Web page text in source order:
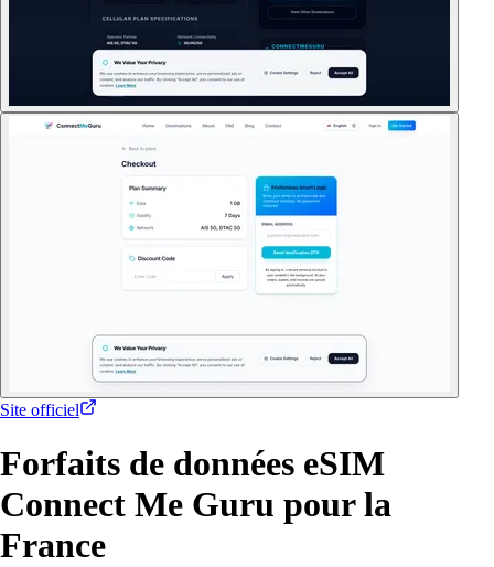
Site officiel
Forfaits de données eSIM
Connect Me Guru pour la
France